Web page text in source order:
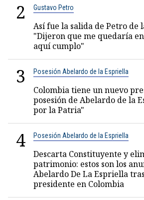
2 Gustavo Petro
Así fue la salida de Petro de
"Dijeron que me quedaría
aquí cumplo"
3 Posesión Abelardo de la Espriella
Colombia tiene un nuevo
posesión de Abelardo de la
por la Patria"
4 Posesión Abelardo de la Espriella
Descarta Constituyente y
patrimonio: estos son los
Abelardo De La Espriella
presidente en Colombia